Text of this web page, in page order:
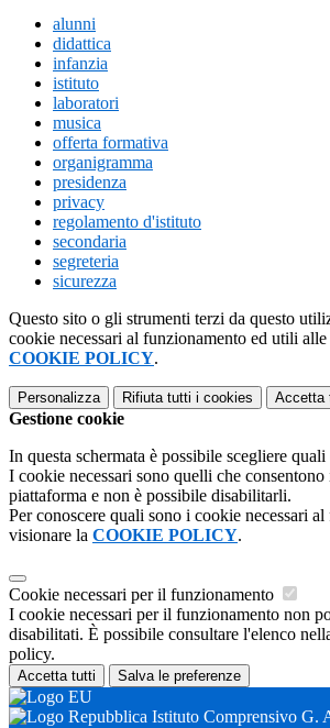
alunni
didattica
infanzia
istituto
laboratori
musica
offerta formativa
organigramma
presidenza
privacy
regolamento d'istituto
secondaria
segreteria
sicurezza
Questo sito o gli strumenti terzi da questo
cookie necessari al funzionamento ed utili
COOKIE POLICY.
Personalizza Rifiuta tutti i cookies Accetta
Gestione cookie
In questa schermata è possibile scegliere
I cookie necessari sono quelli che
piattaforma e non è possibile disabilitarli.
Per conoscere quali sono i cookie necessari
visionare la COOKIE POLICY.
Cookie necessari per il funzionamento
I cookie necessari per il funzionamento non
disabilitati. È possibile consultare l'elenco
policy.
Accetta tutti Salva le preferenze
Istituto Comprensivo G.